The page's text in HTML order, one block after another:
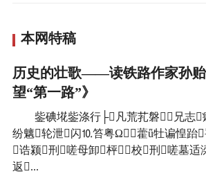
本网特稿
历史的壮歌——读铁路作家孙贻
望“第一路”》
鈭碘埖鈭涤行├凡荒芤磐兄志
纷魑轮泄闪⒑笞粤Ω藿ǖ牡谝惶跆
诰颍刑嗟母卸枰校刑嗟墓适
返...